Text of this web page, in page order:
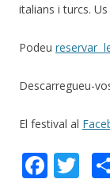
italians i turcs.
Podeu reservar
Descarregueu-
El festival al
F T